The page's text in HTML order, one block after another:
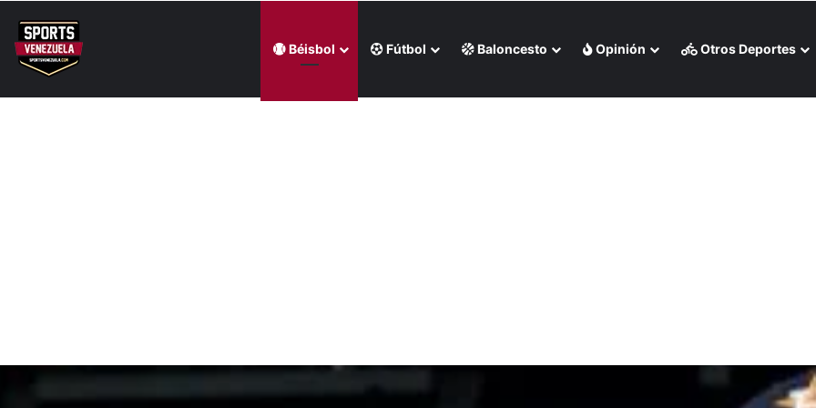
Béisbol Fútbol Baloncesto Opinión Otros Deportes
Última hora